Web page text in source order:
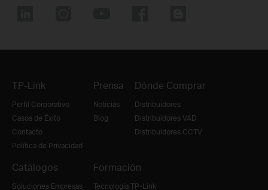
TP-Link
Perfil Corporativo
Casos de Éxito
Contacto
Política de Privacidad
Prensa
Noticias
Blog
Dónde Comprar
Distribuidores
Distribuidores VAD
Distribuidores CCTV
Catálogos
Soluciones Empresas
Formación
Tecnología TP-Link